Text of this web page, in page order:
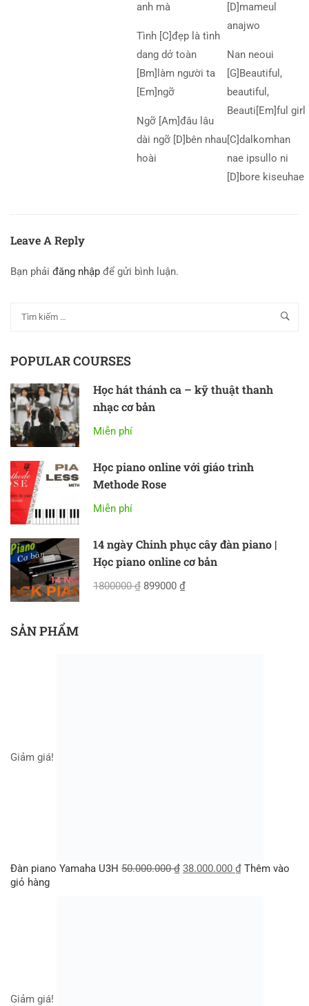
anh mà
Tình [C]đẹp là tình
dang dở toàn
[Bm]làm người ta
[Em]ngỡ
Ngỡ [Am]đâu lâu
dài ngỡ [D]bên nhau
hoài
[D]mameul
anajwo
Nan neoui
[G]Beautiful,
beautiful,
Beauti[Em]ful girl
[C]dalkomhan
nae ipsullo ni
[D]bore kiseuhae
Leave A Reply
Bạn phải đăng nhập để gửi bình luận.
POPULAR COURSES
Học hát thánh ca – kỹ thuật thanh
nhạc cơ bản
Miễn phí
Học piano online với giáo trình
Methode Rose
Miễn phí
14 ngày Chinh phục cây đàn piano |
Học piano online cơ bản
1800000 ₫ 899000 ₫
SẢN PHẨM
Giảm giá!
Đàn piano Yamaha U3H 50.000.000₫ 38.000.000 ₫ Thêm vào
giỏ hàng
Giảm giá!